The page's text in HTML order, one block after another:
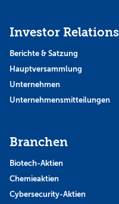
Investor Relations
Berichte & Satzung
Hauptversammlung
Unternehmen
Unternehmensmitteilungen
Branchen
Biotech-Aktien
Chemieaktien
Cybersecurity-Aktien